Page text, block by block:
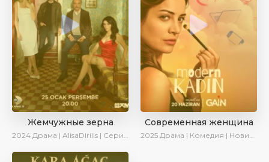
Жемчужные зерна
2024 Драма | AlisaDirilis | Сериалы 2024
Современная женщина
2025 Драма | Комедия | Новинки | Сериалы 2025